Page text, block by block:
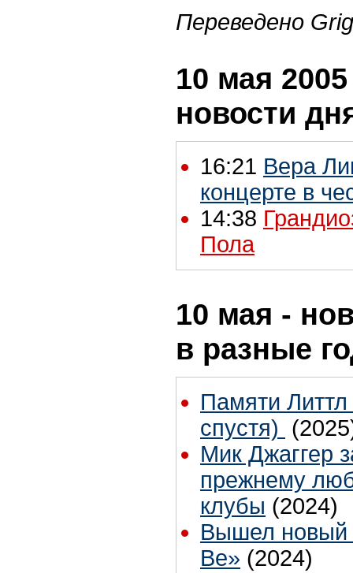
Переведено
10 мая
новости
16:21 Вера
концерте в
14:38
Пола
10 мая -
в разные
Памяти
спустя)
Мик Джаггер
прежнему
клубы (2024)
Вышел новый
Be» (2024)